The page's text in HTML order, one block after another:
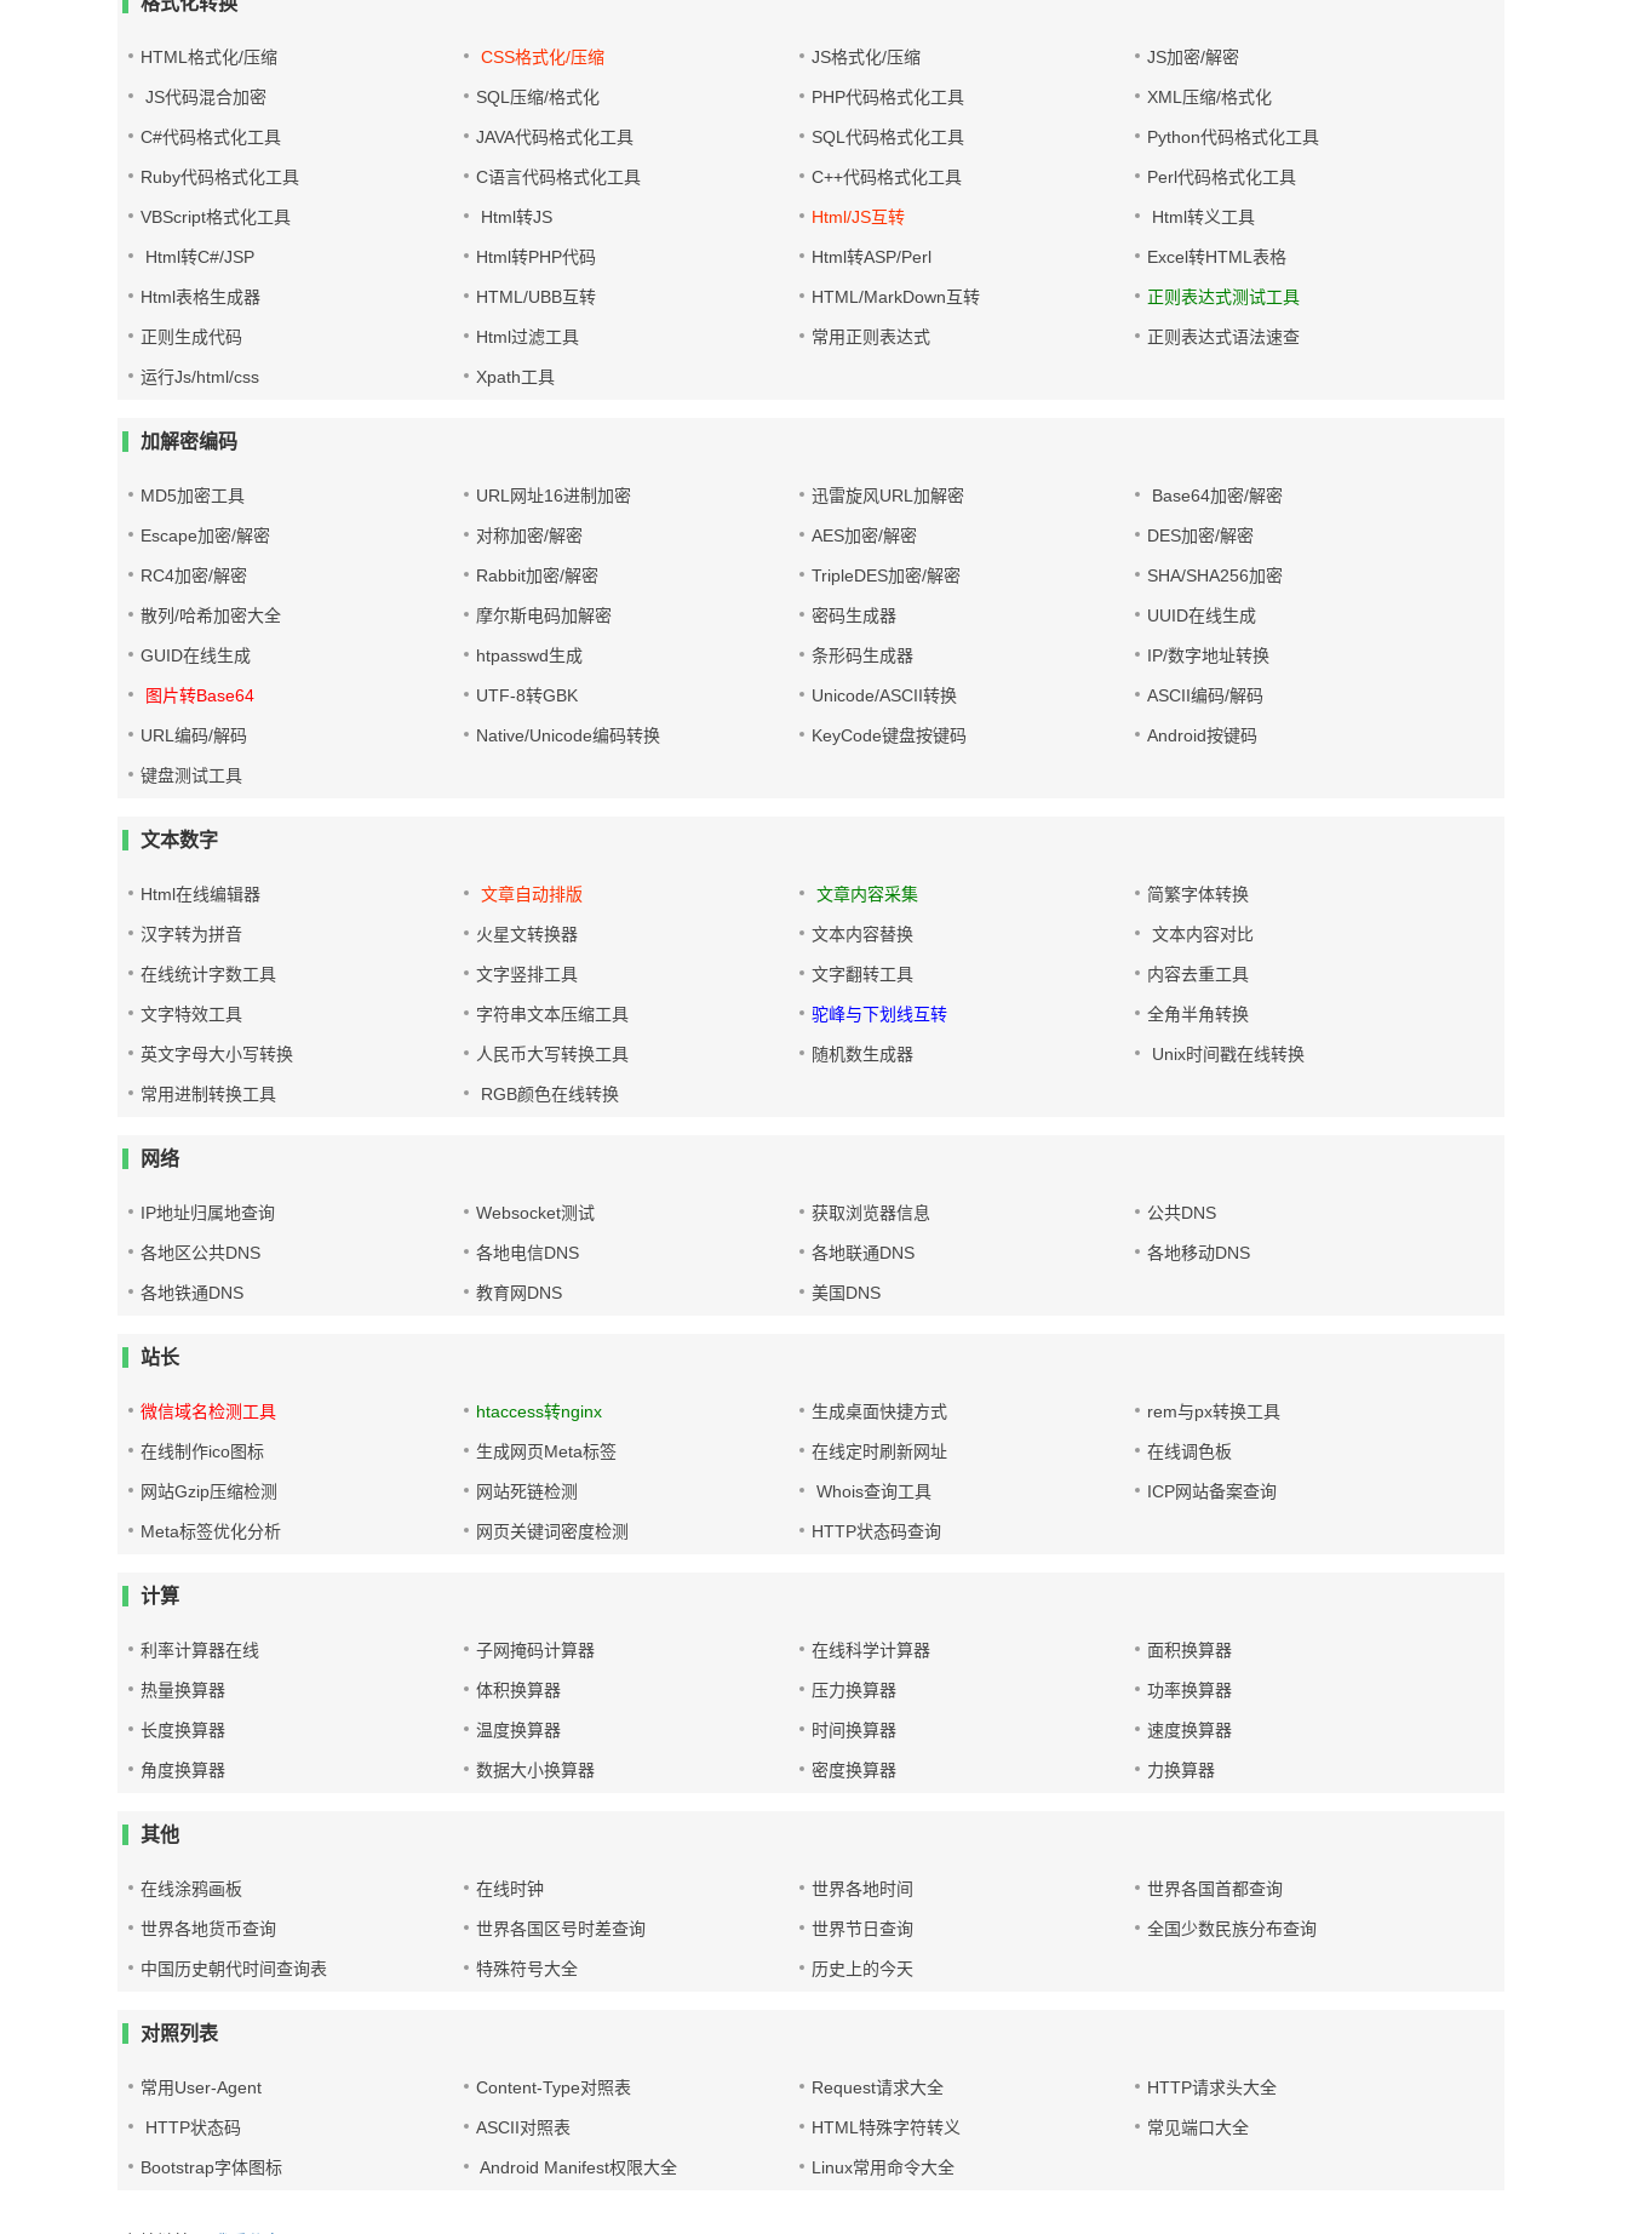
HTML格式化/压缩 CSS格式化/压缩 JS格式化/压缩 JS加密/解密
JS代码混合加密 SQL压缩/格式化 PHP代码格式化工具 XML压缩/格式化
C#代码格式化工具 JAVA代码格式化工具 SQL代码格式化工具 Python代码格式化工具
Ruby代码格式化工具 C语言代码格式化工具 C++代码格式化工具 Perl代码格式化工具
VBScript格式化工具 Html转JS Html/JS互转 Html转义工具
Html转C#/JSP Html转PHP代码 Html转ASP/Perl Excel转HTML表格
Html表格生成器 HTML/UBB互转 HTML/MarkDown互转 正则表达式测试工具
正则生成代码 Html过滤工具 常用正则表达式 正则表达式语法速查
运行Js/html/css Xpath工具
加解密编码
MD5加密工具 URL网址16进制加密 迅雷旋风URL加解密 Base64加密/解密
Escape加密/解密 对称加密/解密 AES加密/解密 DES加密/解密
RC4加密/解密 Rabbit加密/解密 TripleDES加密/解密 SHA/SHA256加密
散列/哈希加密大全 摩尔斯电码加解密 密码生成器 UUID在线生成
GUID在线生成 htpasswd生成 条形码生成器 IP/数字地址转换
图片转Base64 UTF-8转GBK Unicode/ASCII转换 ASCII编码/解码
URL编码/解码 Native/Unicode编码转换 KeyCode键盘按键码 Android按键码
键盘测试工具
文本数字
Html在线编辑器 文章自动排版 文章内容采集 简繁字体转换
汉字转为拼音 火星文转换器 文本内容替换 文本内容对比
在线统计字数工具 文字竖排工具 文字翻转工具 内容去重工具
文字特效工具 字符串文本压缩工具 驼峰与下划线互转 全角半角转换
英文字母大小写转换 人民币大写转换工具 随机数生成器 Unix时间戳在线转换
常用进制转换工具 RGB颜色在线转换
网络
IP地址归属地查询 Websocket测试 获取浏览器信息 公共DNS
各地区公共DNS 各地电信DNS 各地联通DNS 各地移动DNS
各地铁通DNS 教育网DNS 美国DNS
站长
微信域名检测工具 htaccess转nginx 生成桌面快捷方式 rem与px转换工具
在线制作ico图标 生成网页Meta标签 在线定时刷新网址 在线调色板
网站Gzip压缩检测 网站死链检测 Whois查询工具 ICP网站备案查询
Meta标签优化分析 网页关键词密度检测 HTTP状态码查询
计算
利率计算器在线 子网掩码计算器 在线科学计算器 面积换算器
热量换算器 体积换算器 压力换算器 功率换算器
长度换算器 温度换算器 时间换算器 速度换算器
角度换算器 数据大小换算器 密度换算器 力换算器
其他
在线涂鸦画板 在线时钟 世界各地时间 世界各国首都查询
世界各地货币查询 世界各国区号时差查询 世界节日查询 全国少数民族分布查询
中国历史朝代时间查询表 特殊符号大全 历史上的今天
对照列表
常用User-Agent Content-Type对照表 Request请求大全 HTTP请求头大全
HTTP状态码 ASCII对照表 HTML特殊字符转义 常见端口大全
Bootstrap字体图标 Android Manifest权限大全 Linux常用命令大全